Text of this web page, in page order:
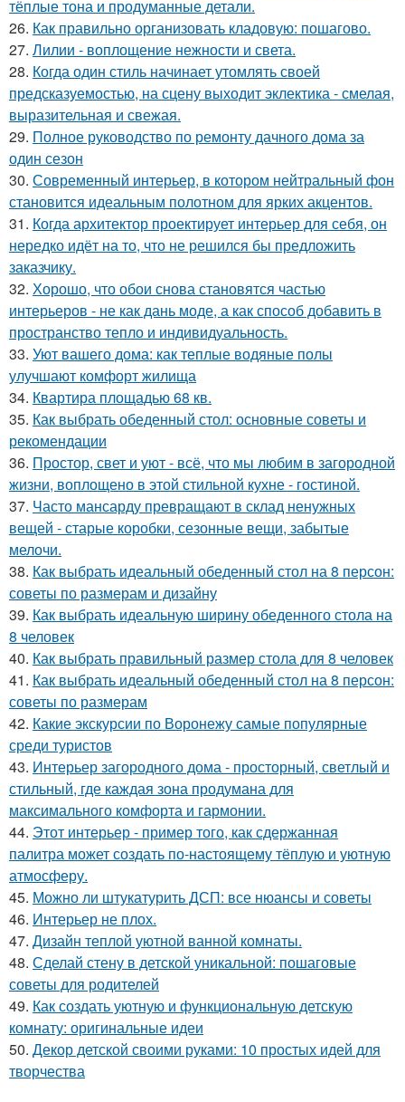
тёплые тона и продуманные детали.
26. Как правильно организовать кладовую: пошагово.
27. Лилии - воплощение нежности и света.
28. Когда один стиль начинает утомлять своей
предсказуемостью, на сцену выходит эклектика - смелая,
выразительная и свежая.
29. Полное руководство по ремонту дачного дома за
один сезон
30. Современный интерьер, в котором нейтральный фон
становится идеальным полотном для ярких акцентов.
31. Когда архитектор проектирует интерьер для себя, он
нередко идёт на то, что не решился бы предложить
заказчику.
32. Хорошо, что обои снова становятся частью
интерьеров - не как дань моде, а как способ добавить в
пространство тепло и индивидуальность.
33. Уют вашего дома: как теплые водяные полы
улучшают комфорт жилища
34. Квартира площадью 68 кв.
35. Как выбрать обеденный стол: основные советы и
рекомендации
36. Простор, свет и уют - всё, что мы любим в загородной
жизни, воплощено в этой стильной кухне - гостиной.
37. Часто мансарду превращают в склад ненужных
вещей - старые коробки, сезонные вещи, забытые
мелочи.
38. Как выбрать идеальный обеденный стол на 8 персон:
советы по размерам и дизайну
39. Как выбрать идеальную ширину обеденного стола на
8 человек
40. Как выбрать правильный размер стола для 8 человек
41. Как выбрать идеальный обеденный стол на 8 персон:
советы по размерам
42. Какие экскурсии по Воронежу самые популярные
среди туристов
43. Интерьер загородного дома - просторный, светлый и
стильный, где каждая зона продумана для
максимального комфорта и гармонии.
44. Этот интерьер - пример того, как сдержанная
палитра может создать по-настоящему тёплую и уютную
атмосферу.
45. Можно ли штукатурить ДСП: все нюансы и советы
46. Интерьер не плох.
47. Дизайн теплой уютной ванной комнаты.
48. Сделай стену в детской уникальной: пошаговые
советы для родителей
49. Как создать уютную и функциональную детскую
комнату: оригинальные идеи
50. Декор детской своими руками: 10 простых идей для
творчества